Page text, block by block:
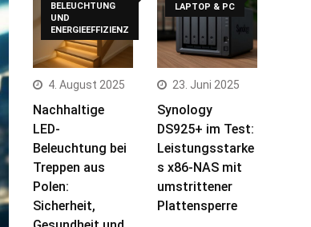
BELEUCHTUNG
UND
ENERGIEEFFIZIENZ
4. August 2025
Nachhaltige
LED-
Beleuchtung bei
Treppen aus
Polen:
Sicherheit,
LAPTOP & PC
23. Juni 2025
Synology
DS925+ im Test:
Leistungsstarke
s x86-NAS mit
umstrittener
Plattensperre